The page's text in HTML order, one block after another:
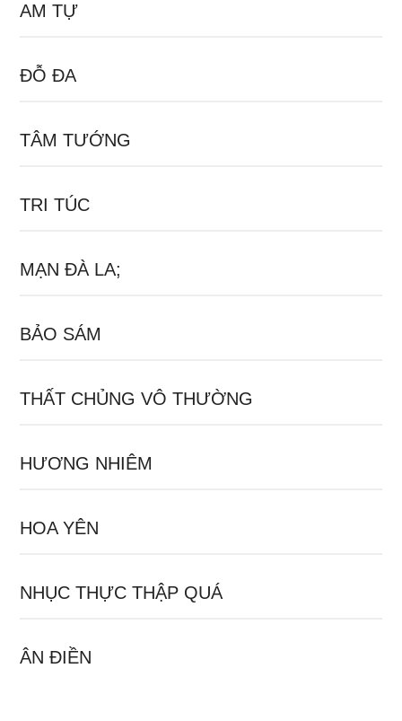
AM TỰ
ĐỖ ĐA
TÂM TƯỚNG
TRI TÚC
MẠN ĐÀ LA;
BẢO SÁM
THẤT CHỦNG VÔ THƯỜNG
HƯƠNG NHIÊM
HOA YÊN
NHỤC THỰC THẬP QUÁ
ÂN ĐIỀN